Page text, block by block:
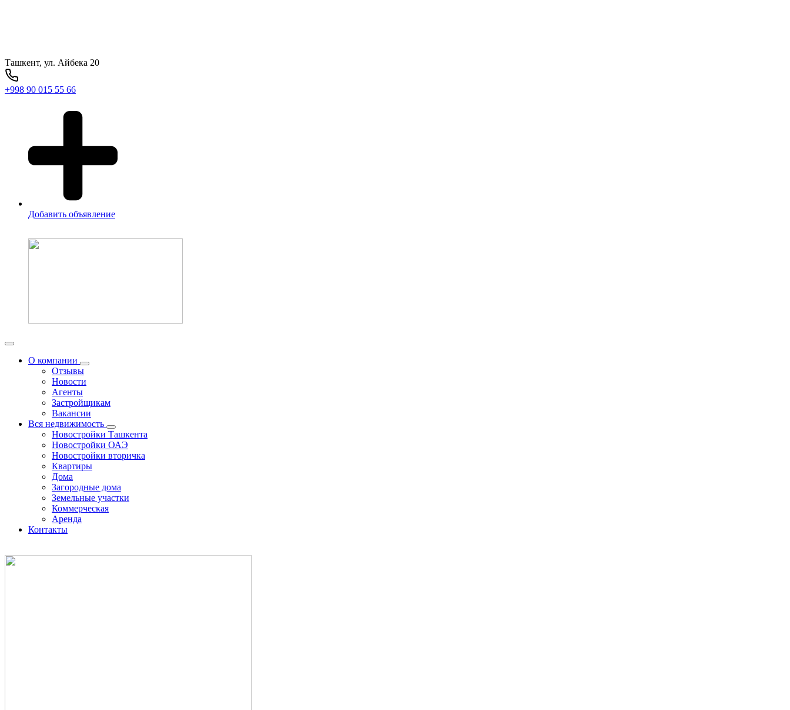
Ташкент, ул. Айбека 20
+998 90 015 55 66
Добавить объявление
О компании
Отзывы
Новости
Агенты
Застройщикам
Вакансии
Вся недвижимость
Новостройки Ташкента
Новостройки ОАЭ
Новостройки вторичка
Квартиры
Дома
Загородные дома
Земельные участки
Коммерческая
Аренда
Контакты